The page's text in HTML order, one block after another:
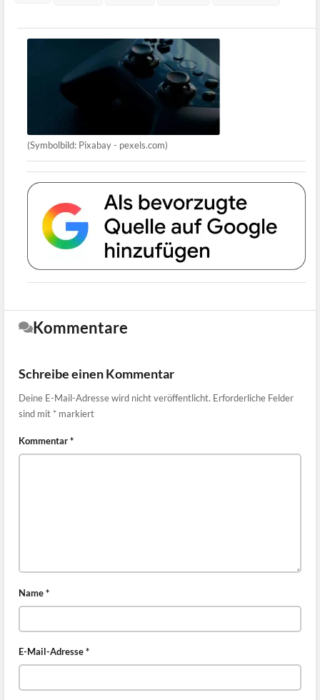
(Symbolbild: Pixabay - pexels.com)
Kommentare
Schreibe einen Kommentar
Deine E-Mail-Adresse wird nicht veröffentlicht. Erforderliche Felder
sind mit * markiert
Kommentar*
Name*
E-Mail-Adresse*